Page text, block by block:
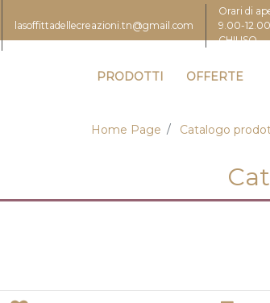
lasoffittadellecreazioni.tn@gmail.com
Orari di
9.00-
CHIUSO
PRODOTTI OFFERTE
Home Page Catalogo